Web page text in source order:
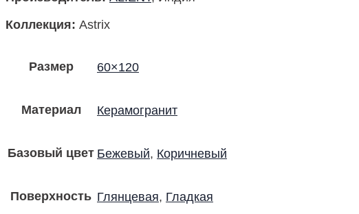
Коллекция: Astrix
Размер 60×120
Материал Керамогранит
Базовый цвет Бежевый, Коричневый
Поверхность Глянцевая, Гладкая